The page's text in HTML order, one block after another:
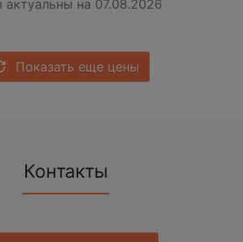
актуальны на 07.08.2026
Показать еще цены
Контакты